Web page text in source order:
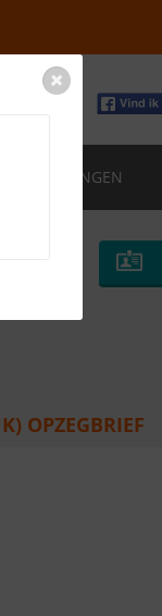
VERZEKERINGEN
OPZEGBRIEF